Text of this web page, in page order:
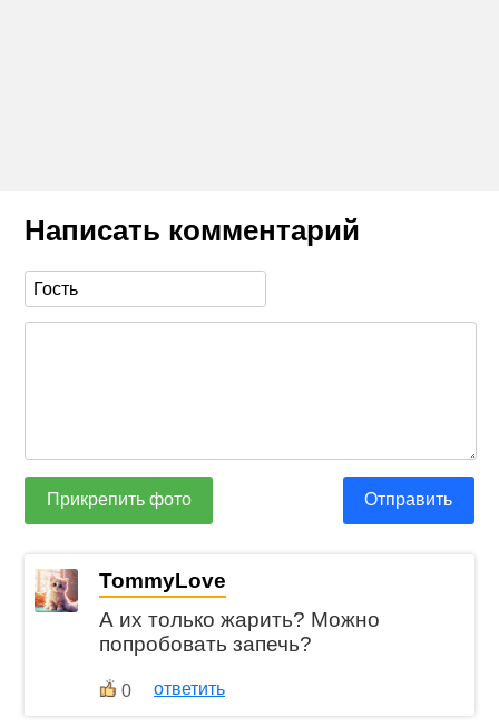
Написать комментарий
Прикрепить фото Отправить
TommyLove
А их только жарить? Можно
попробовать запечь?
0 ответить